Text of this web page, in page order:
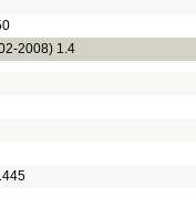
2008) 1.4